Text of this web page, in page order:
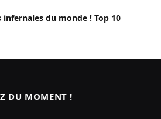
infernales du monde ! Top 10
DU MOMENT !